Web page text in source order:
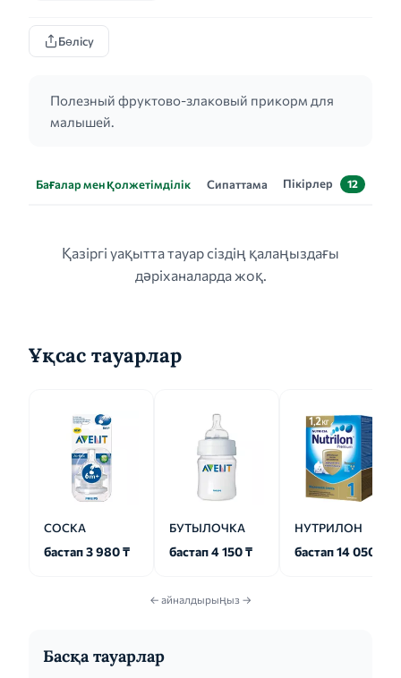
Бөлісу
Полезный фруктово-злаковый прикорм для
малышей.
Бағалар мен қолжетімділік Сипаттама Пікірлер 12
Қазіргі уақытта тауар сіздің қалаңыздағы
дәріханаларда жоқ.
Ұқсас тауарлар
СОСКА
бастап 3 980 ₸
БУТЫЛОЧКА
бастап 4 150 ₸
НУТРИЛОН
бастап 14 050 ₸
← айналдырыңыз →
Басқа тауарлар